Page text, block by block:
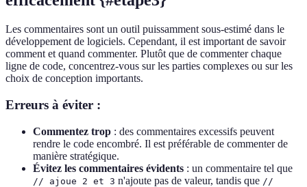
Les commentaires sont un outil puissamment sous-estimé dans le
développement de logiciels. Cependant, il est important de savoir
comment et quand commenter. Plutôt que de commenter chaque
ligne de code, concentrez-vous sur les parties complexes ou sur les
choix de conception importants.
Erreurs à éviter :
Commentez trop : des commentaires excessifs peuvent
rendre le code encombré. Il est préférable de commenter de
manière stratégique.
Évitez les commentaires évidents : un commentaire tel que
// ajoue 2 et 3 n'ajoute pas de valeur, tandis que //